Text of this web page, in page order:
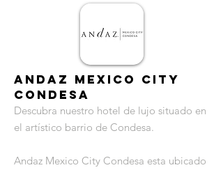
Andaz Mexico City
Condesa
Descubra nuestro hotel de lujo situado en
el artístico barrio de Condesa.
Andaz Mexico City Condesa esta ubicado